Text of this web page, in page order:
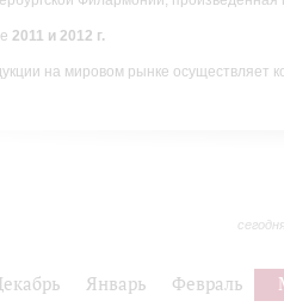
2011 и 2012 г.
на мировом рынке осуществляет
Январь Февраль